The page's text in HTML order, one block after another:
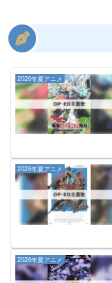
2026年夏アニメ
2026年夏アニメ
2026年夏アニメ